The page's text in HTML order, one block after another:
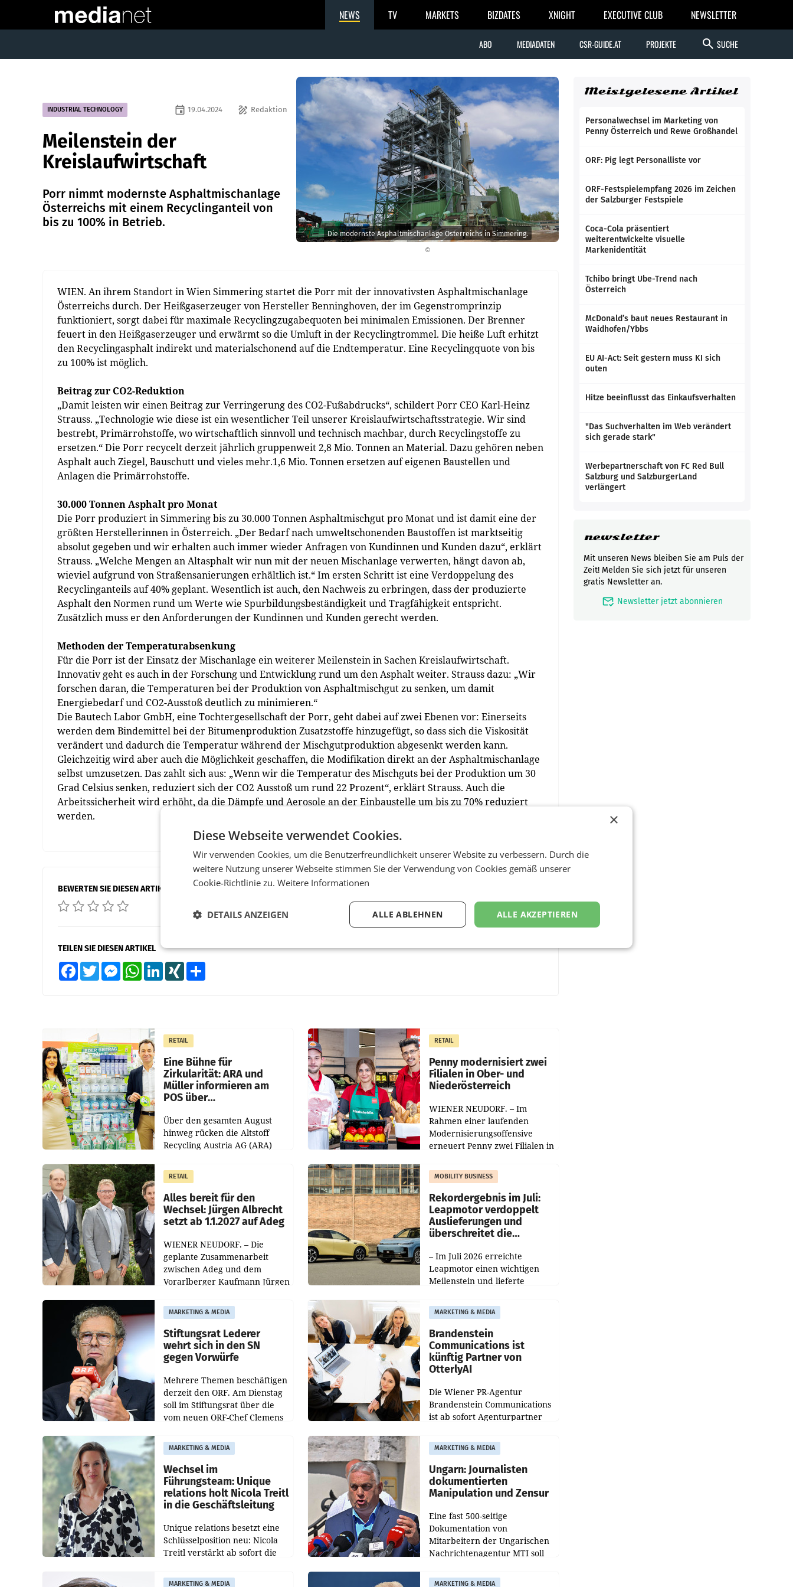
NEWS TV MARKETS BIZDATES XNIGHT EXECUTIVE CLUB NEWSLETTER
ABO MEDIADATEN CSR-GUIDE.AT PROJEKTE search SUCHE
©
Die modernste Asphaltmischanlage Österreichs in Simmering.
INDUSTRIAL TECHNOLOGY draw Redaktion
event 19.04.2024
Meilenstein der
Kreislaufwirtschaft
Porr nimmt modernste Asphaltmischanlage
Österreichs mit einem Recyclinganteil von
bis zu 100% in Betrieb.
WIEN. An ihrem Standort in Wien Simmering startet die Porr mit der innovativsten Asphaltmischanlage
Österreichs durch. Der Heißgaserzeuger von Hersteller Benninghoven, der im Gegenstromprinzip
funktioniert, sorgt dabei für maximale Recyclingzugabequoten bei minimalen Emissionen. Der Brenner
feuert in den Heißgaserzeuger und erwärmt so die Umluft in der Recyclingtrommel. Die heiße Luft erhitzt
den Recyclingasphalt indirekt und materialschonend auf die Endtemperatur. Eine Recyclingquote von bis
zu 100% ist möglich.
Beitrag zur CO2-Reduktion
„Damit leisten wir einen Beitrag zur Verringerung des CO2-Fußabdrucks“, schildert Porr CEO Karl-Heinz
Strauss. „Technologie wie diese ist ein wesentlicher Teil unserer Kreislaufwirtschaftsstrategie. Wir sind
bestrebt, Primärrohstoffe, wo wirtschaftlich sinnvoll und technisch machbar, durch Recyclingstoffe zu
ersetzen.“ Die Porr recycelt derzeit jährlich gruppenweit 2,8 Mio. Tonnen an Material. Dazu gehören neben
Asphalt auch Ziegel, Bauschutt und vieles mehr.1,6 Mio. Tonnen ersetzen auf eigenen Baustellen und
Anlagen die Primärrohstoffe.
30.000 Tonnen Asphalt pro Monat
Die Porr produziert in Simmering bis zu 30.000 Tonnen Asphaltmischgut pro Monat und ist damit eine der
größten Herstellerinnen in Österreich. „Der Bedarf nach umweltschonenden Baustoffen ist marktseitig
absolut gegeben und wir erhalten auch immer wieder Anfragen von Kundinnen und Kunden dazu“, erklärt
Strauss. „Welche Mengen an Altasphalt wir nun mit der neuen Mischanlage verwerten, hängt davon ab,
wieviel aufgrund von Straßensanierungen erhältlich ist.“ Im ersten Schritt ist eine Verdoppelung des
Recyclinganteils auf 40% geplant. Wesentlich ist auch, den Nachweis zu erbringen, dass der produzierte
Asphalt den Normen rund um Werte wie Spurbildungsbeständigkeit und Tragfähigkeit entspricht.
Zusätzlich muss er den Anforderungen der Kundinnen und Kunden gerecht werden.
Methoden der Temperaturabsenkung
Für die Porr ist der Einsatz der Mischanlage ein weiterer Meilenstein in Sachen Kreislaufwirtschaft.
Innovativ geht es auch in der Forschung und Entwicklung rund um den Asphalt weiter. Strauss dazu: „Wir
forschen daran, die Temperaturen bei der Produktion von Asphaltmischgut zu senken, um damit
Energiebedarf und CO2-Ausstoß deutlich zu minimieren.“
Die Bautech Labor GmbH, eine Tochtergesellschaft der Porr, geht dabei auf zwei Ebenen vor: Einerseits
werden dem Bindemittel bei der Bitumenproduktion Zusatzstoffe hinzugefügt, so dass sich die Viskosität
verändert und dadurch die Temperatur während der Mischgutproduktion abgesenkt werden kann.
Gleichzeitig wird aber auch die Möglichkeit geschaffen, die Modifikation direkt an der Asphaltmischanlage
selbst umzusetzen. Das zahlt sich aus: „Wenn wir die Temperatur des Mischguts bei der Produktion um 30
Grad Celsius senken, reduziert sich der CO2 Ausstoß um rund 22 Prozent“, erklärt Strauss. Auch die
Arbeitssicherheit wird erhöht, da die Dämpfe und Aerosole an der Einbaustelle um bis zu 70% reduziert
werden.
BEWERTEN SIE DIESEN ARTIKEL
TEILEN SIE DIESEN ARTIKEL
FacebookTwitter MessengerWhatsAppLinkedInXING
RETAIL
Eine Bühne für
Zirkularität: ARA und
Müller informieren am
POS über
Über den gesamten August
hinweg rücken die Altstoff
Recycling Austria AG (ARA)
Müller die Initiative „Kreislauf-
Helden“ in allen
österreichischen Müller-Filialen
RETAIL
Penny modernisiert zwei
Filialen in Ober- und
Niederösterreich
WIENER NEUDORF. – Im
Rahmen einer laufenden
Modernisierungsoffensive
erneuert Penny zwei Filialen in
Die beiden Standorte liegen in
Haag sowie im rund
RETAIL
Alles bereit für den
Wechsel: Jürgen Albrecht
setzt ab 1.1.2027 auf Adeg
WIENER NEUDORF. – Die
geplante Zusammenarbeit
zwischen Adeg und dem
Vorarlberger Kaufmann Jürgen
freigegeben: Die
Bundeswettbewerbsbehörde
und der Bundeskartellanwalt
MOBILITY BUSINESS
Rekordergebnis im Juli:
Leapmotor verdoppelt
Auslieferungen und
überschreitet die
– Im Juli 2026 erreichte
Leapmotor einen wichtigen
Meilenstein und lieferte
aus, womit sich das Ergebnis
gegenüber Juli 2025 mehr als
verdoppelte (+102
MARKETING & MEDIA
Stiftungsrat Lederer
wehrt sich in den SN
gegen Vorwürfe
Mehrere Themen beschäftigen
derzeit den ORF. Am Dienstag
soll im Stiftungsrat über die
vom neuen ORF-Chef Clemens
Besetzungen für die
Direktionen abgestimmt
werden.
MARKETING & MEDIA
Brandenstein
Communications ist
künftig Partner von
OtterlyAI
Die Wiener PR-Agentur
Brandenstein Communications
ist ab sofort Agenturpartner
Optimierungsplattform
OtterlyAI. Damit baut die
Agentur ihr Leistungsportfolio
MARKETING & MEDIA
Wechsel im
Führungsteam: Unique
relations holt Nicola Treitl
in die Geschäftsleitung
Unique relations besetzt eine
Schlüsselposition neu: Nicola
Treitl verstärkt ab sofort die
PR-Agentur an der Seite von
MARKETING & MEDIA
Ungarn: Journalisten
dokumentierten
Manipulation und Zensur
Eine fast 500-seitige
Dokumentation von
Mitarbeitern der Ungarischen
Nachrichtenagentur MTI soll
Manipulation und Zensur bei
MARKETING & MEDIA MARKETING & MEDIA
Meistgelesene Artikel
Personalwechsel im Marketing von
Penny Österreich und Rewe Großhandel
ORF: Pig legt Personalliste vor
ORF-Festspielempfang 2026 im Zeichen
der Salzburger Festspiele
Coca-Cola präsentiert
weiterentwickelte visuelle
Markenidentität
Tchibo bringt Ube-Trend nach
Österreich
McDonald’s baut neues Restaurant in
Waidhofen/Ybbs
EU AI-Act: Seit gestern muss KI sich
outen
Hitze beeinflusst das Einkaufsverhalten
"Das Suchverhalten im Web verändert
sich gerade stark"
Werbepartnerschaft von FC Red Bull
Salzburg und SalzburgerLand
verlängert
newsletter
Mit unseren News bleiben Sie am Puls der
Zeit! Melden Sie sich jetzt für unseren
gratis Newsletter an.
mark_email_read Newsletter jetzt abonnieren
×
Diese Webseite verwendet Cookies.
Wir verwenden Cookies, um die Benutzerfreundlichkeit unserer Website zu verbessern. Durch die
weitere Nutzung unserer Webseite stimmen Sie der Verwendung von Cookies gemäß unserer
Cookie-Richtlinie zu. Weitere Informationen
ALLE AKZEPTIEREN
ALLE ABLEHNEN
DETAILS ANZEIGEN